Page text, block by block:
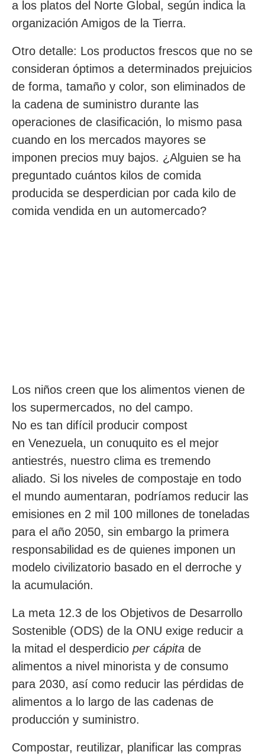
a los platos del Norte Global, según indica la
organización Amigos de la Tierra.
Otro detalle: Los productos frescos que no se
consideran óptimos a determinados prejuicios
de forma, tamaño y color, son eliminados de
la cadena de suministro durante las
operaciones de clasificación, lo mismo pasa
cuando en los mercados mayores se
imponen precios muy bajos. ¿Alguien se ha
preguntado cuántos kilos de comida
producida se desperdician por cada kilo de
comida vendida en un automercado?
Los niños creen que los alimentos vienen de
los supermercados, no del campo.
No es tan difícil producir compost
en Venezuela, un conuquito es el mejor
antiestrés, nuestro clima es tremendo
aliado. Si los niveles de compostaje en todo
el mundo aumentaran, podríamos reducir las
emisiones en 2 mil 100 millones de toneladas
para el año 2050, sin embargo la primera
responsabilidad es de quienes imponen un
modelo civilizatorio basado en el derroche y
la acumulación.
La meta 12.3 de los Objetivos de Desarrollo
Sostenible (ODS) de la ONU exige reducir a
la mitad el desperdicio per cápita de
alimentos a nivel minorista y de consumo
para 2030, así como reducir las pérdidas de
alimentos a lo largo de las cadenas de
producción y suministro.
Compostar, reutilizar, planificar las compras